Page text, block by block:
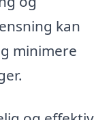
kan
minimere